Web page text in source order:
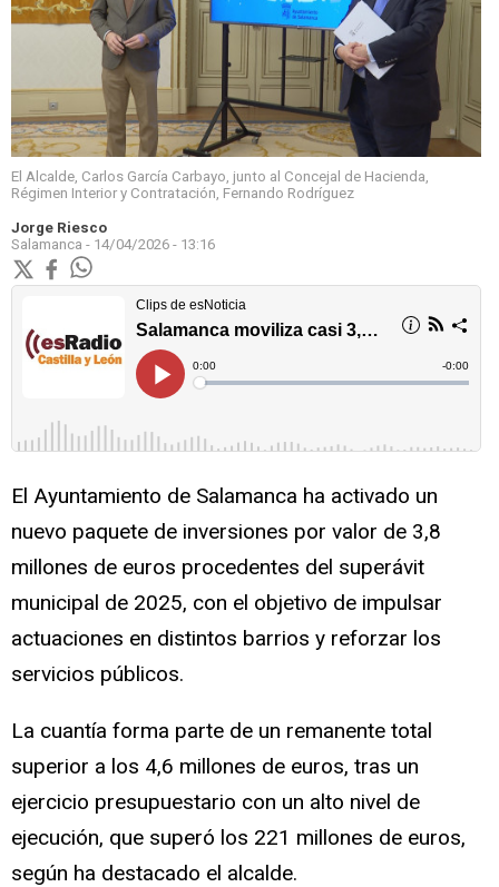
El Alcalde, Carlos García Carbayo, junto al Concejal de Hacienda,
Régimen Interior y Contratación, Fernando Rodríguez
Jorge Riesco
Salamanca - 14/04/2026 - 13:16
El Ayuntamiento de Salamanca ha activado un
nuevo paquete de inversiones por valor de 3,8
millones de euros procedentes del superávit
municipal de 2025, con el objetivo de impulsar
actuaciones en distintos barrios y reforzar los
servicios públicos.
La cuantía forma parte de un remanente total
superior a los 4,6 millones de euros, tras un
ejercicio presupuestario con un alto nivel de
ejecución, que superó los 221 millones de euros,
según ha destacado el alcalde.